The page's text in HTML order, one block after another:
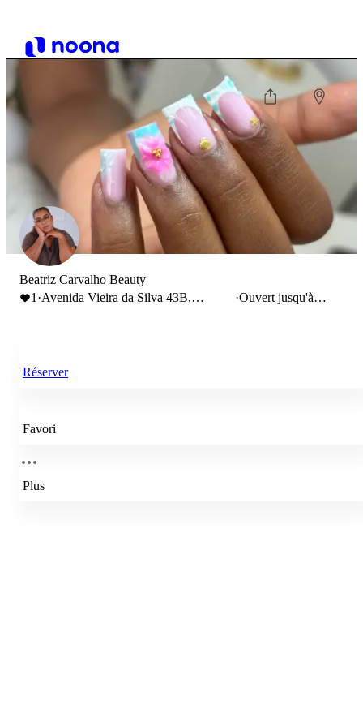
Beatriz Carvalho Beauty
1 ·Avenida Vieira da Silva 43B,
·Ouvert jusqu'à
Réserver
Favori
Plus